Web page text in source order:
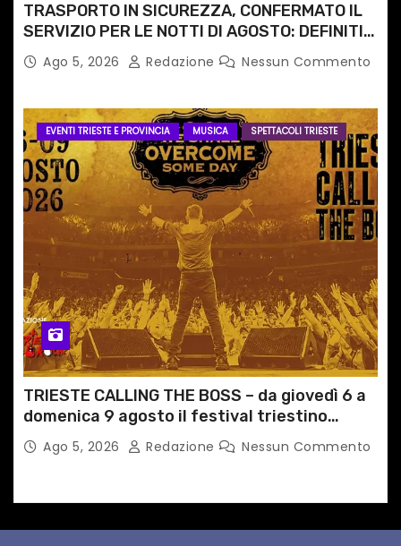
TRASPORTO IN SICUREZZA, CONFERMATO IL
SERVIZIO PER LE NOTTI DI AGOSTO: DEFINITI
PERCORSI, FERMATE E ORARIO
Ago 5, 2026 Redazione Nessun Commento
EVENTI TRIESTE E PROVINCIA MUSICA SPETTACOLI TRIESTE
TRIESTE CALLING THE BOSS – da giovedì 6 a
domenica 9 agosto il festival triestino
dedicato a Springsteen
Ago 5, 2026 Redazione Nessun Commento